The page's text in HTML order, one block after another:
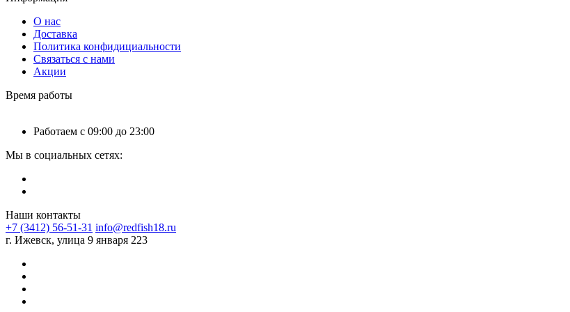
О нас
Доставка
Политика конфидициальности
Связаться с нами
Акции
Время работы
Работаем с 09:00 до 23:00
Мы в социальных сетях:
Наши контакты
+7 (3412) 56-51-31 info@redfish18.ru
г. Ижевск, улица 9 января 223